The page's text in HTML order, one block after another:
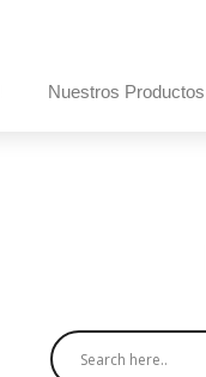
Nuestros Productos